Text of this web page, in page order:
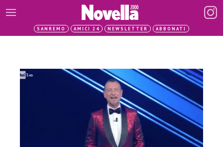
SANREMO AMICI 24 NEWSLETTER ABBONATI